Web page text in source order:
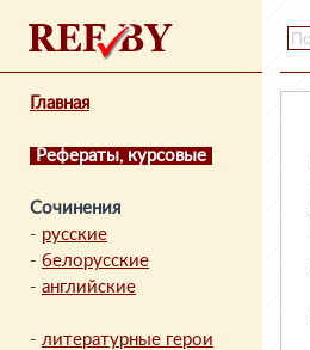
Главная
Рефераты, курсовые
Сочинения
- русские
- белорусские
- английские
- литературные герои